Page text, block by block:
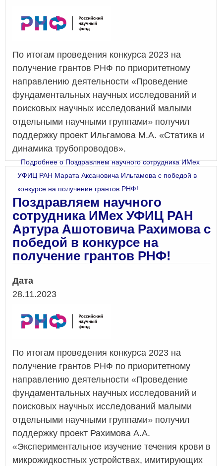
По итогам проведения конкурса 2023 на
получение грантов РНФ по приоритетному
направлению деятельности «Проведение
фундаментальных научных исследований и
поисковых научных исследований малыми
отдельными научными группами» получил
поддержку проект Ильгамова М.А. «Статика и
динамика трубопроводов».
Подробнеео Поздравляем научного сотрудника ИМех
УФИЦ РАН Марата Аксановича Ильгамова с победой в
конкурсе на получение грантов РНФ!
Поздравляем научного
сотрудника ИМех УФИЦ РАН
Артура Ашотовича Рахимова с
победой в конкурсе на
получение грантов РНФ!
Дата
28.11.2023
По итогам проведения конкурса 2023 на
получение грантов РНФ по приоритетному
направлению деятельности «Проведение
фундаментальных научных исследований и
поисковых научных исследований малыми
отдельными научными группами» получил
поддержку проект Рахимова А.А.
«Экспериментальное изучение течения крови в
микрожидкостных устройствах, имитирующих